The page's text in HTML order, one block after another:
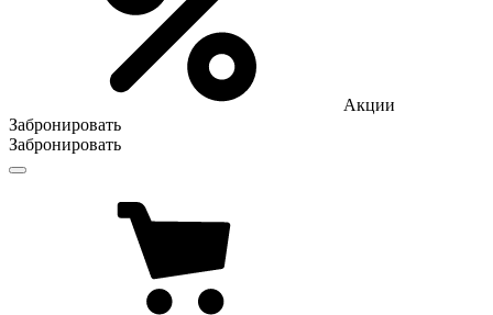
Акции
Забронировать
Забронировать